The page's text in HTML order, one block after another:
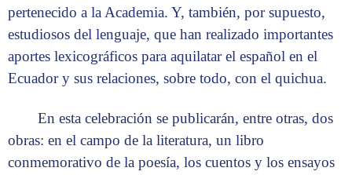
pertenecido a la Academia. Y, también, por supuesto,
estudiosos del lenguaje, que han realizado importantes
aportes lexicográficos para aquilatar el español en el
Ecuador y sus relaciones, sobre todo, con el quichua.
En esta celebración se publicarán, entre otras, dos
obras: en el campo de la literatura, un libro
conmemorativo de la poesía, los cuentos y los ensayos